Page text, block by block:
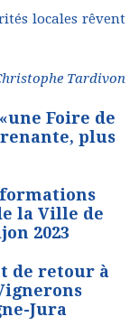
locales rêvent
Tardivon
Foire de
plus
la Ville de
2023
de retour à
Jura